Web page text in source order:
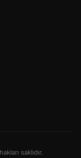
saklıdır.